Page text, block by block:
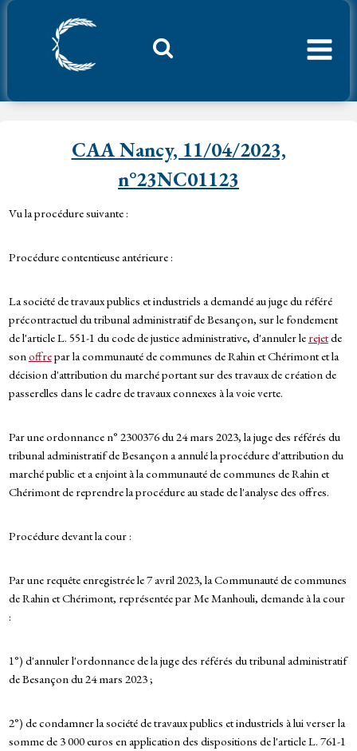
Aller
CAA Nancy, 11/04/2023,
n°23NC01123
Vu la procédure suivante :
Procédure contentieuse antérieure :
La société de travaux publics et industriels a demandé au juge du référé
précontractuel du tribunal administratif de Besançon, sur le fondement
de l'article L. 551-1 du code de justice administrative, d'annuler le rejetde
sonoffrepar la communauté de communes de Rahin et Chérimont et la
décision d'attribution du marché portant sur des travaux de création de
passerelles dans le cadre de travaux connexes à la voie verte.
Par une ordonnance n° 2300376 du 24 mars 2023, la juge des référés du
tribunal administratif de Besançon a annulé la procédure d'attribution du
marché public et a enjoint à la communauté de communes de Rahin et
Chérimont de reprendre la procédure au stade de l'analyse des offres.
Procédure devant la cour :
Par une requête enregistrée le 7 avril 2023, la Communauté de communes
de Rahin et Chérimont, représentée par Me Manhouli, demande à la cour
:
1°) d'annuler l'ordonnance de la juge des référés du tribunal administratif
de Besançon du 24 mars 2023 ;
2°) de condamner la société de travaux publics et industriels à lui verser la
somme de 3 000 euros en application des dispositions de l'article L. 761-1